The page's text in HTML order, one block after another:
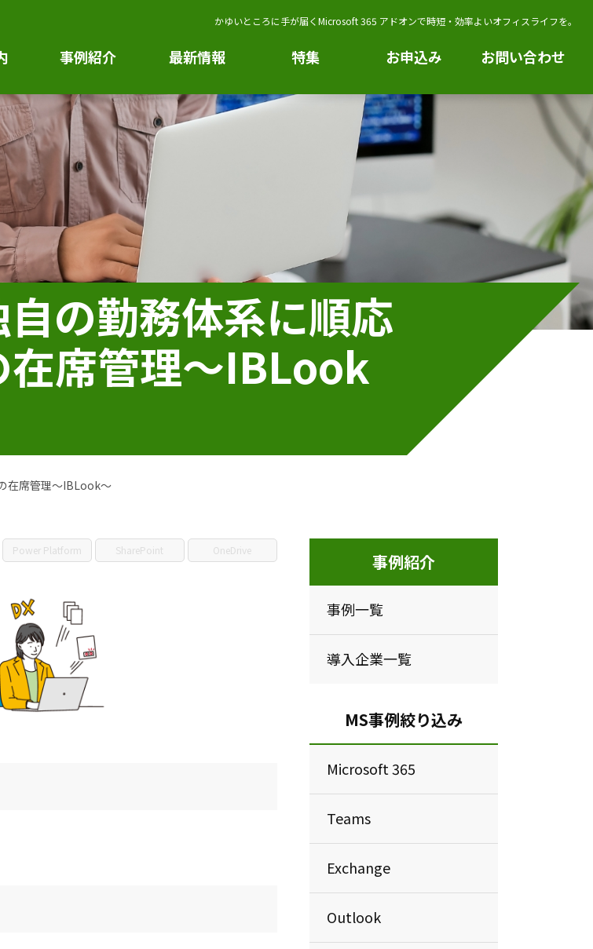
かゆいところに手が届くMicrosoft 365 アドオンで時短・効率よいオフィスライフを。
事例紹介 最新情報 特集 お申込み お問い合わせ
の勤務体系に順応
在席管理～IBLook
在席管理～IBLook～
Power Platform SharePoint OneDrive
事例紹介
事例一覧
導入企業一覧
MS事例絞り込み
Microsoft 365
Teams
Exchange
Outlook